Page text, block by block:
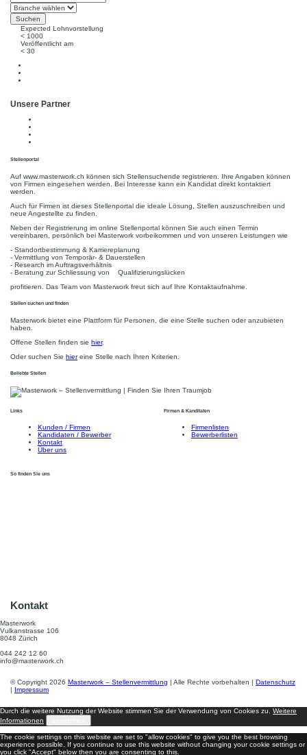
Expected Lohnvorstellung
< 1000
Veröffentlicht am
< 30
Unsere Partner
Stellenportal
Auf www.masterwork.ch können sich Stellensuchende registrieren. Ihre Angaben können
von Firmen eingesehen werden. Bei Interesse kann ein Kandidat direkt kontaktiert
werden.
Auch für Firmen ist dieses Stellenportal die ideale Lösung, Stellen auszuschreiben und
neue Angestellte zu finden.
Neben der Registrierung im online Stellenportal können Sie auch einen Termin
vereinbaren, persönlich bei Masterwork vorbeikommen und von unseren Leistungen wie
- Standortbestimmung & Karriereplanung
- Vermittlung von Temporär- & Dauerstellen
- Research im Auftragsverhältnis
- Beratung zur Schliessung von Qualifizierungslücken
profitieren. Das Team von Masterwork freut sich auf Ihre Kontaktaufnahme.
Stellen suchen und finden
Masterwork bietet eine Plattform für Personen, die eine Stelle suchen oder anzubieten
haben.
Offene Stellen finden sie hier.
Oder suchen Sie hiereine Stelle nach Ihren Kriterien.
Beliebte Stellen
Links
Kunden / Firmen
Kandidaten / Bewerber
Kontakt
Über uns
Firmen & Kanditaten
Firmenlisten
Bewerberlisten
So finden Sie uns
Kontakt
Masterwork
Vulkanstrasse 106
8048 Zürich
044 242 12 60
info@masterwork.ch
© Copyright 2026 Masterwork – Stellenvermittlung | Alle Rechte vorbehalten | Datenschutz
| Impressum
Durch die weitere Nutzung der Website stimmen Sie der Verwendung von Cookies zu. Weitere
Informationen
The cookie settings on this website are set to "allow cookies" to give you the best browsing
experience possible. If you continue to use this website without changing your cookie settings or
you click "Accept" below then you are consenting to this.